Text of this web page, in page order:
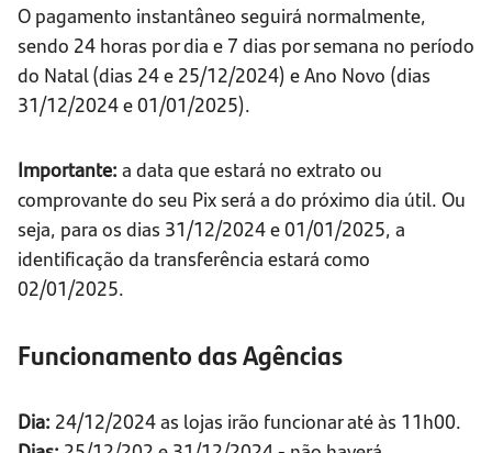
O pagamento instantâneo seguirá normalmente,
sendo 24 horas por dia e 7 dias por semana no período
do Natal (dias 24 e 25/12/2024) e Ano Novo (dias
31/12/2024 e 01/01/2025).
Importante: a data que estará no extrato ou
comprovante do seu Pix será a do próximo dia útil. Ou
seja, para os dias 31/12/2024 e 01/01/2025, a
identificação da transferência estará como
02/01/2025.
Funcionamento das Agências
Dia: 24/12/2024 as lojas irão funcionar até às 11h00.